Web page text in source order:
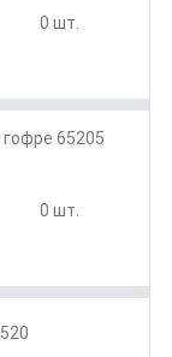
0 шт.
65205
0 шт.